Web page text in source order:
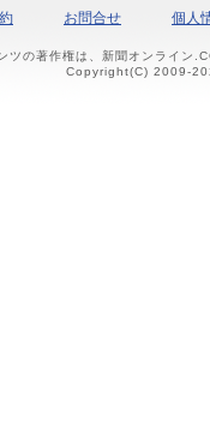
お問合せ 個人
の著作権は、新聞オンライン
Copyright(C) 2009-